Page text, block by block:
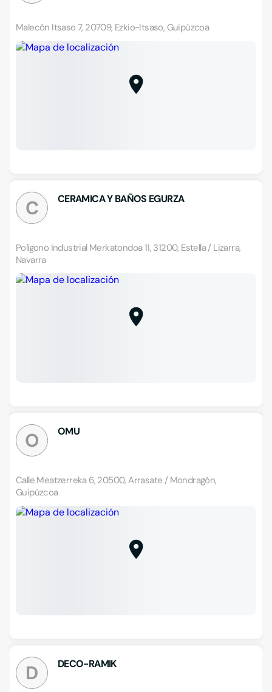
Malecón Itsaso 7, 20709, Ezkio-Itsaso, Guipúzcoa
C CERAMICA Y BAÑOS EGURZA
Polígono Industrial Merkatondoa 11, 31200, Estella / Lizarra,
Navarra
O OMU
Calle Meatzerreka 6, 20500, Arrasate / Mondragón,
Guipúzcoa
D DECO-RAMIK